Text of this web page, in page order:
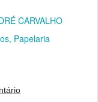
CARVALHO
Papelaria